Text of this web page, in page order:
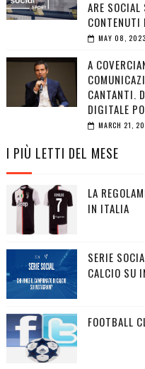
ARE
CONTENUTI
MAY 08, 2023
A
CANTANTI.
DIGITALE
MARCH 21,
I PIÙ LETTI DEL MESE
LA
IN ITALIA
SERIE
CALCIO SU
FOOTBALL